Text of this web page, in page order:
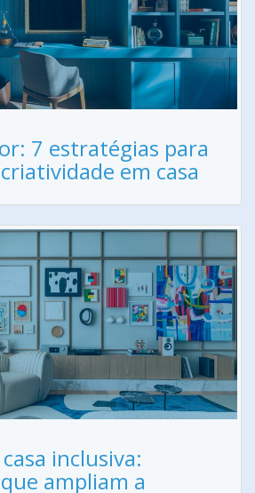
7 estratégias para
em casa
inclusiva:
ampliam a